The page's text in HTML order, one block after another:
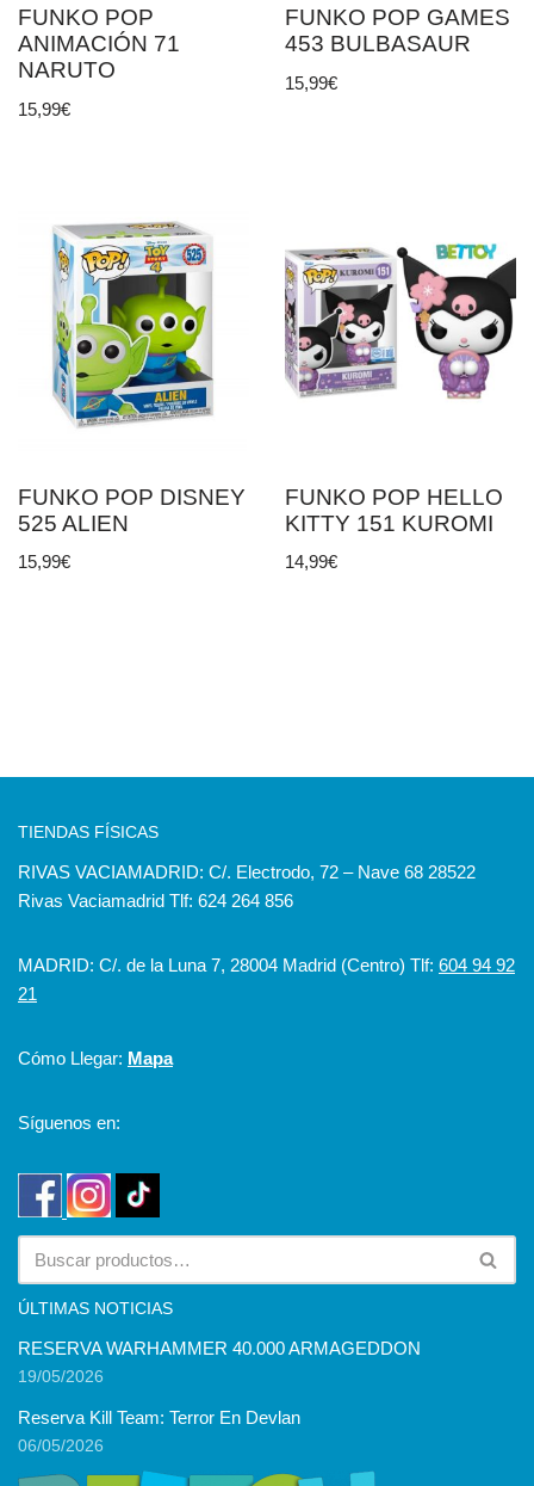
FUNKO POP
ANIMACIÓN 71
NARUTO
15,99€
FUNKO POP GAMES
453 BULBASAUR
15,99€
FUNKO POP DISNEY
525 ALIEN
15,99€
FUNKO POP HELLO
KITTY 151 KUROMI
14,99€
TIENDAS FÍSICAS
RIVAS VACIAMADRID: C/. Electrodo, 72 – Nave 68 28522
Rivas Vaciamadrid Tlf: 624 264 856
MADRID: C/. de la Luna 7, 28004 Madrid (Centro) Tlf: 604 94 92
21
Cómo Llegar: Mapa
Síguenos en:
ÚLTIMAS NOTICIAS
RESERVA WARHAMMER 40.000 ARMAGEDDON
19/05/2026
Reserva Kill Team: Terror En Devlan
06/05/2026